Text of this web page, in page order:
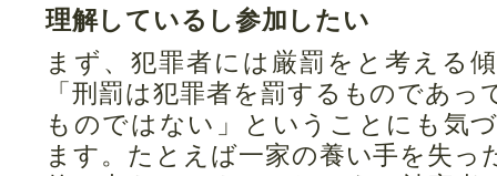
理解しているし参加したい
まず、犯罪者には厳罰をと考える
「刑罰は犯罪者を罰するものであっ
ものではない」ということにも気
ます。たとえば一家の養い手を失っ